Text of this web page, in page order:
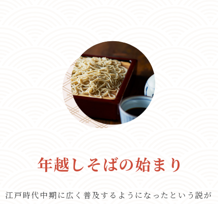
年越しそばの始まり
江戸時代中期に広く普及するようになったという説が